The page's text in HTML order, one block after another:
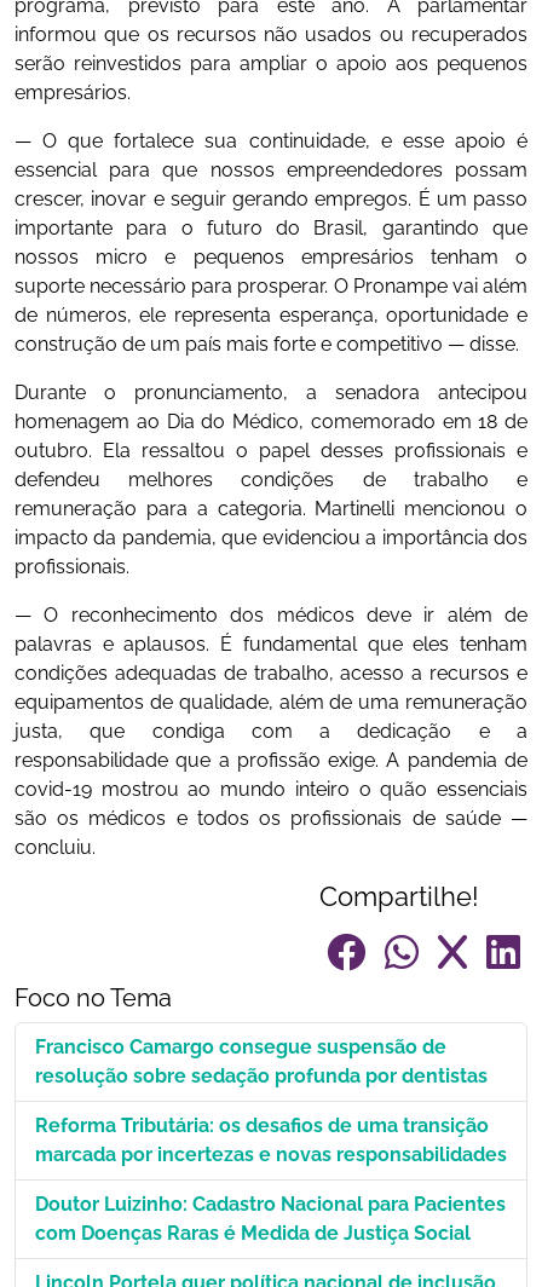
programa, previsto para este ano. A parlamentar
informou que os recursos não usados ou recuperados
serão reinvestidos para ampliar o apoio aos pequenos
empresários.
— O que fortalece sua continuidade, e esse apoio é
essencial para que nossos empreendedores possam
crescer, inovar e seguir gerando empregos. É um passo
importante para o futuro do Brasil, garantindo que
nossos micro e pequenos empresários tenham o
suporte necessário para prosperar. O Pronampe vai além
de números, ele representa esperança, oportunidade e
construção de um país mais forte e competitivo — disse.
Durante o pronunciamento, a senadora antecipou
homenagem ao Dia do Médico, comemorado em 18 de
outubro. Ela ressaltou o papel desses profissionais e
defendeu melhores condições de trabalho e
remuneração para a categoria. Martinelli mencionou o
impacto da pandemia, que evidenciou a importância dos
profissionais.
— O reconhecimento dos médicos deve ir além de
palavras e aplausos. É fundamental que eles tenham
condições adequadas de trabalho, acesso a recursos e
equipamentos de qualidade, além de uma remuneração
justa, que condiga com a dedicação e a
responsabilidade que a profissão exige. A pandemia de
covid-19 mostrou ao mundo inteiro o quão essenciais
são os médicos e todos os profissionais de saúde —
concluiu.
Compartilhe!
Foco no Tema
Francisco Camargo consegue suspensão de
resolução sobre sedação profunda por dentistas
Reforma Tributária: os desafios de uma transição
marcada por incertezas e novas responsabilidades
Doutor Luizinho: Cadastro Nacional para Pacientes
com Doenças Raras é Medida de Justiça Social